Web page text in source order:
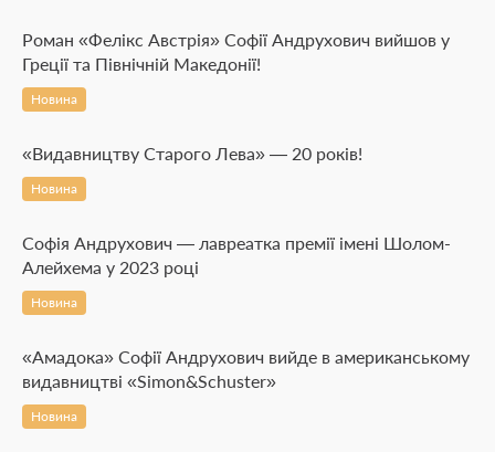
Роман «Фелікс Австрія» Софії Андрухович вийшов у
Греції та Північній Македонії!
Новина
«Видавництву Старого Лева» — 20 років!
Новина
Софія Андрухович — лавреатка премії імені Шолом-
Алейхема у 2023 році
Новина
«Амадока» Софії Андрухович вийде в американському
видавництві «Simon&Schuster»
Новина